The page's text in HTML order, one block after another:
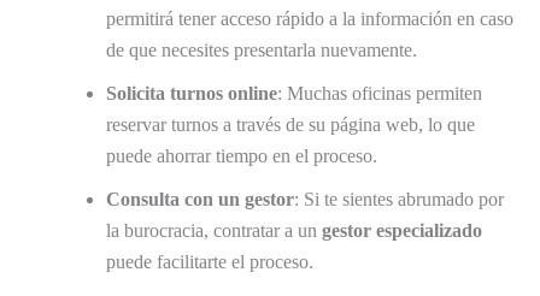
permitirá tener acceso rápido a la información en caso
de que necesites presentarla nuevamente.
Solicita turnos online: Muchas oficinas permiten
reservar turnos a través de su página web, lo que
puede ahorrar tiempo en el proceso.
Consulta con un gestor: Si te sientes abrumado por
la burocracia, contratar a un gestor especializado
puede facilitarte el proceso.